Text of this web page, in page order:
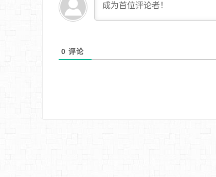
0 评论